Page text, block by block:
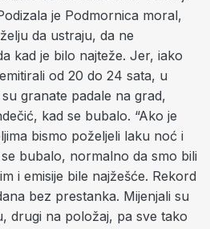
je Podmornica moral,
da ustraju, da ne
kad je bilo najteže. Jer, iako
od 20 do 24 sata, u
granate padale na grad,
kad se bubalo. “Ako je
bismo poželjeli laku noć i
bubalo, normalno da smo bili
i emisije bile najžešće. Rekord
bez prestanka. Mijenjali su
drugi na položaj, pa sve tako